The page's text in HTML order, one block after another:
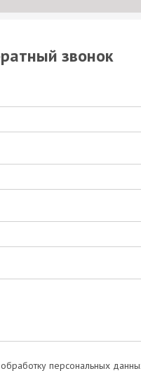
звонок
персональных